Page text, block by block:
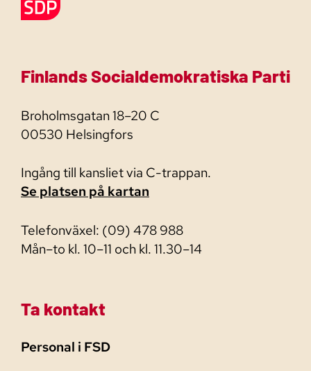
Finlands Socialdemokratiska Parti
Broholmsgatan 18–20 C
00530 Helsingfors
Ingång till kansliet via C-trappan.
Se platsen på kartan
Telefonväxel: (09) 478 988
Mån–to kl. 10–11 och kl. 11.30–14
Ta kontakt
Personal i FSD